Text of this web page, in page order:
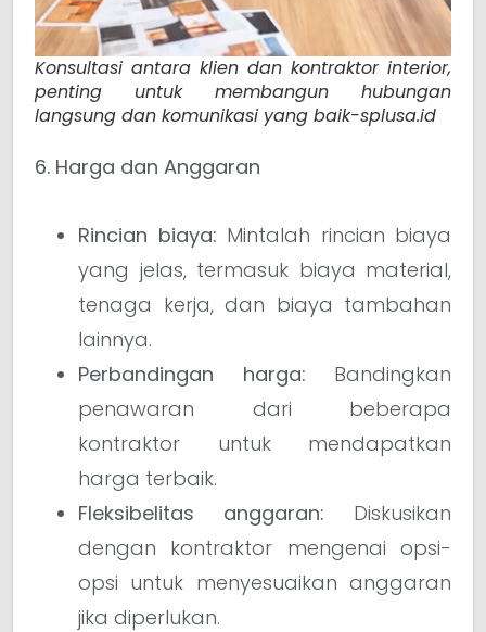
Konsultasi antara klien dan kontraktor interior,
penting untuk membangun hubungan
langsung dan komunikasi yang baik-splusa.id
6. Harga dan Anggaran
Rincian biaya: Mintalah rincian biaya
yang jelas, termasuk biaya material,
tenaga kerja, dan biaya tambahan
lainnya.
Perbandingan harga: Bandingkan
penawaran dari beberapa
kontraktor untuk mendapatkan
harga terbaik.
Fleksibelitas anggaran: Diskusikan
dengan kontraktor mengenai opsi-
opsi untuk menyesuaikan anggaran
jika diperlukan.